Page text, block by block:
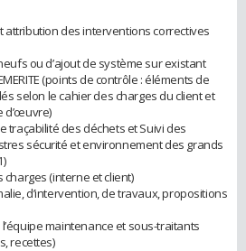
attribution des interventions correctives
ou d’ajout de système sur existant
(points de contrôle : éléments de
selon le cahier des charges du client et
d’œuvre)
traçabilité des déchets et Suivi des
sécurité et environnement des grands
(interne et client)
d’intervention, de travaux, propositions
maintenance et sous-traitants
recettes)